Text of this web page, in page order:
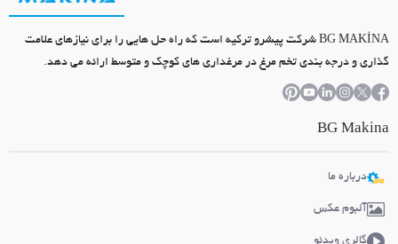
BG MAKİNA شرکت پیشرو ترکیه است که راه حل هایی را برای نیازهای علامت
گذاری و درجه بندی تخم مرغ در مرغداری های کوچک و متوسط ارائه می دهد.
BG Makina
درباره ما
آلبوم عکس
گالری ویدئو